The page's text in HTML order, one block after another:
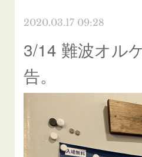
2020.03.17 09:28
3/14 難波オル
告。